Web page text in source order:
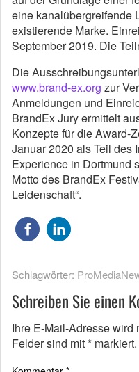
eine kanalübergreifende
existierende Marke.
September 2019. Die
Die
www.brand-ex.org zur
Anmeldungen und
BrandEx Jury ermittelt
Konzepte für die Award-
Januar 2020 als Teil des
Experience in Dortmund
Motto des BrandEx
Leidenschaft“.
Schlagwörter:
Schreiben Sie einen
Ihre E-Mail-Adresse wird
Felder sind mit* markiert.